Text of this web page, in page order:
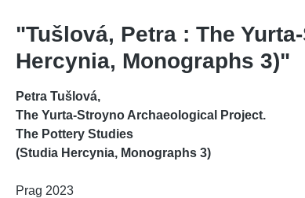
"Tušlová, Petra : The
Hercynia, Monographs 3)"
Petra Tušlová,
The Yurta-Stroyno Archaeological Project.
The Pottery Studies
(Studia Hercynia, Monographs 3)
Prag 2023